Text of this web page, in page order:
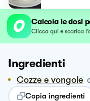
Calcola le dosi
Clicca qui e scarica
Ingredienti
Cozze e vongole
Copia ingredienti